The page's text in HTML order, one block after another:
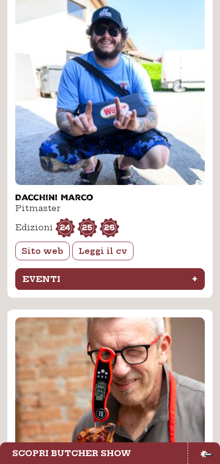
SCOPRI BUTCHER SHOW
Dacchini Marco
Pitmaster
Edizioni
24 25 26
Sito web Leggi il cv
EVENTI +